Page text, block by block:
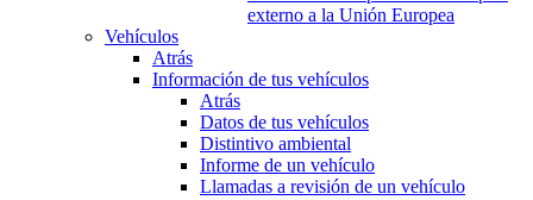
externo a la Unión Europea
Vehículos
Atrás
Información de tus vehículos
Atrás
Datos de tus vehículos
Distintivo ambiental
Informe de un vehículo
Llamadas a revisión de un vehículo